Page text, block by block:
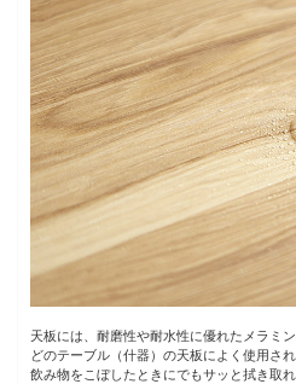
天板には、耐磨性や耐水性に優れたメラミ
どのテーブル（什器）の天板によく使用さ
飲み物をこぼしたときにでもサッと拭き取